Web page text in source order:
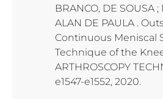
BRANCO, DE SOUSA ;
ALAN DE PAULA .
Continuous Meniscal
Technique of the
ARTHROSCOPY
e1547-e1552, 2020.